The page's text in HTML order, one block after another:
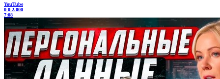
YouTube
0 0 2.000
7:08